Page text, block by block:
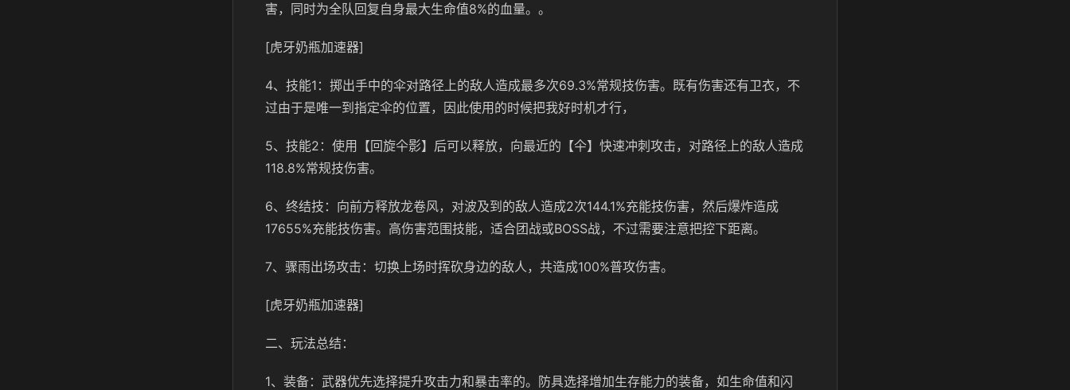
害，同时为全队回复自身最大生命值8%的血量。。
[虎牙奶瓶加速器]
4、技能1：掷出手中的伞对路径上的敌人造成最多次69.3%常规技伤害。既有伤害还有卫衣，不
过由于是唯一到指定伞的位置，因此使用的时候把我好时机才行，
5、技能2：使用【回旋仐影】后可以释放，向最近的【仐】快速冲刺攻击，对路径上的敌人造成
118.8%常规技伤害。
6、终结技：向前方释放龙卷风，对波及到的敌人造成2次144.1%充能技伤害，然后爆炸造成
17655%充能技伤害。高伤害范围技能，适合团战或BOSS战，不过需要注意把控下距离。
7、骤雨出场攻击：切换上场时挥砍身边的敌人，共造成100%普攻伤害。
[虎牙奶瓶加速器]
二、玩法总结：
1、装备：武器优先选择提升攻击力和暴击率的。防具选择增加生存能力的装备，如生命值和闪